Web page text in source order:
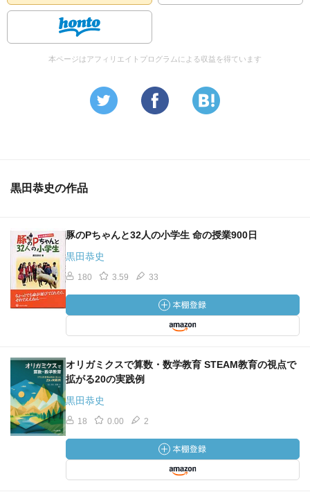
本ページはアフィリエイトプログラムによる収益を得ています
黒田恭史の作品
豚のPちゃんと32人の小学生 命の授業900日
黒田恭史
180 3.59 33
オリガミクスで算数・数学教育 STEAM教育の視点で
拡がる20の実践例
黒田恭史
18 0.00 2